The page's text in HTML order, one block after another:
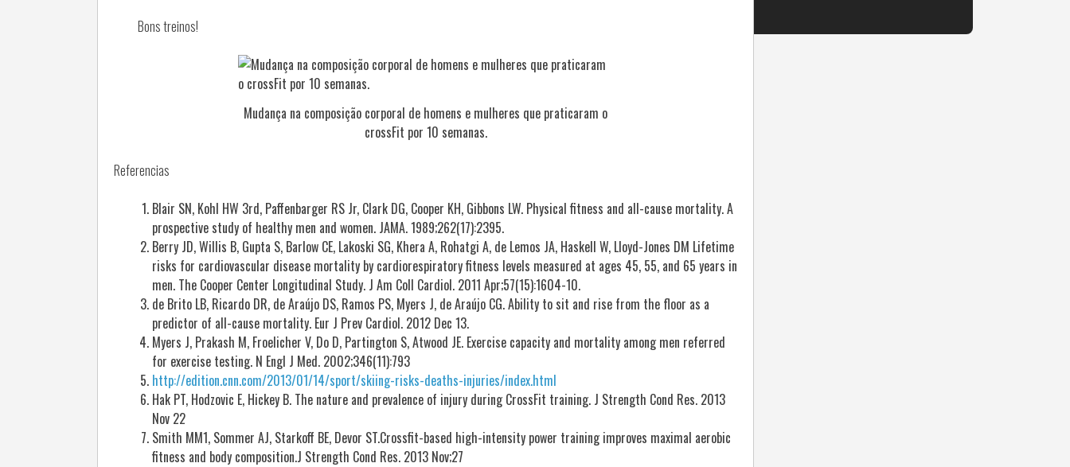
Bons treinos!
Mudança na composição corporal de homens e mulheres que praticaram o
crossFit por 10 semanas.
Referencias
Blair SN, Kohl HW 3rd, Paffenbarger RS Jr, Clark DG, Cooper KH, Gibbons LW. Physical fitness and all-cause mortality. A
prospective study of healthy men and women. JAMA. 1989;262(17):2395.
Berry JD, Willis B, Gupta S, Barlow CE, Lakoski SG, Khera A, Rohatgi A, de Lemos JA, Haskell W, Lloyd-Jones DM Lifetime
risks for cardiovascular disease mortality by cardiorespiratory fitness levels measured at ages 45, 55, and 65 years in
men. The Cooper Center Longitudinal Study. J Am Coll Cardiol. 2011 Apr;57(15):1604-10.
de Brito LB, Ricardo DR, de Araújo DS, Ramos PS, Myers J, de Araújo CG. Ability to sit and rise from the floor as a
predictor of all-cause mortality. Eur J Prev Cardiol. 2012 Dec 13.
Myers J, Prakash M, Froelicher V, Do D, Partington S, Atwood JE. Exercise capacity and mortality among men referred
for exercise testing. N Engl J Med. 2002;346(11):793
http://edition.cnn.com/2013/01/14/sport/skiing-risks-deaths-injuries/index.html
Hak PT, Hodzovic E, Hickey B. The nature and prevalence of injury during CrossFit training. J Strength Cond Res. 2013
Nov 22
Smith MM1, Sommer AJ, Starkoff BE, Devor ST.Crossfit-based high-intensity power training improves maximal aerobic
fitness and body composition.J Strength Cond Res. 2013 Nov;27